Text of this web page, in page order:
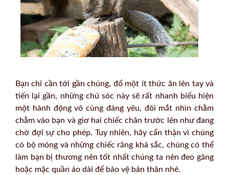
Bạn chỉ cần tới gần chúng, đổ một ít thức ăn lên tay và
tiến lại gần, những chú sóc này sẽ rất nhanh biểu hiện
một hành động vô cùng đáng yêu, đôi mắt nhìn chằm
chằm vào bạn và giơ hai chiếc chân trước lên như đang
chờ đợi sự cho phép. Tuy nhiên, hãy cẩn thận vì chúng
có bộ móng và những chiếc răng khá sắc, chúng có thể
làm bạn bị thương nên tốt nhất chúng ta nên đeo găng
hoặc mặc quần áo dài để bảo vệ bản thân nhé.